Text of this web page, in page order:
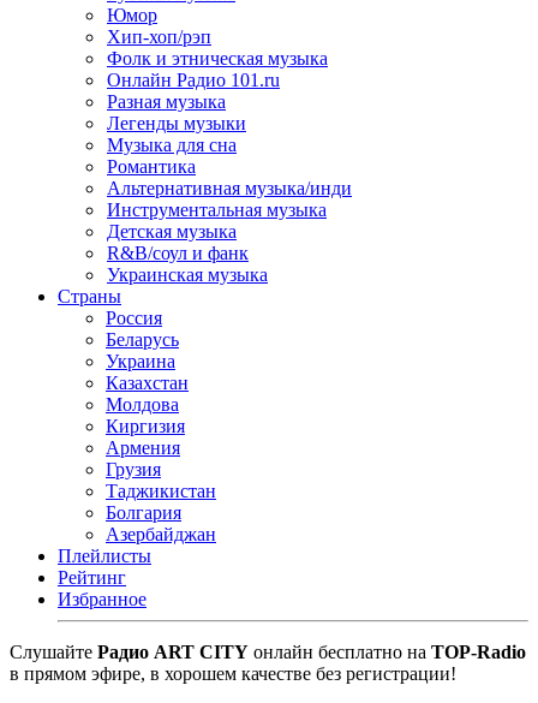
Юмор
Хип-хоп/рэп
Фолк и этническая музыка
Онлайн Радио 101.ru
Разная музыка
Легенды музыки
Музыка для сна
Романтика
Альтернативная музыка/инди
Инструментальная музыка
Детская музыка
R&B/cоул и фанк
Украинская музыка
Страны
Россия
Беларусь
Украина
Казахстан
Молдова
Киргизия
Армения
Грузия
Таджикистан
Болгария
Азербайджан
Плейлисты
Рейтинг
Избранное
Cлушайте Радио ART CITY онлайн бесплатно на TOP-Radio
в прямом эфире, в хорошем качестве без регистрации!